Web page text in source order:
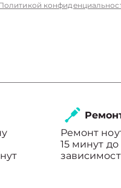
Ремонт
15 минут